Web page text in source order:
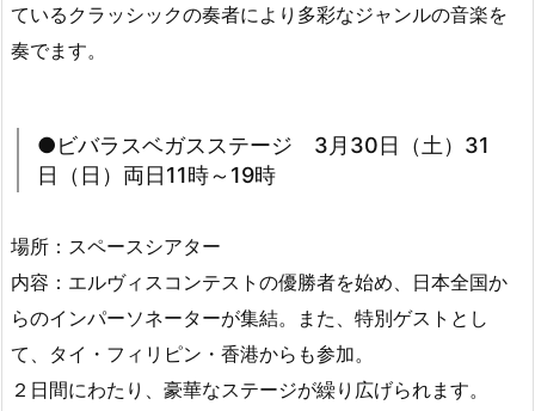
ているクラッシックの奏者により多彩なジャンルの音楽を
奏でます。
●ビバラスベガスステージ 3月30日（土）31
日（日）両日11時～19時
場所：スペースシアター
内容：エルヴィスコンテストの優勝者を始め、日本全国か
らのインパーソネーターが集結。また、特別ゲストとし
て、タイ・フィリピン・香港からも参加。
２日間にわたり、豪華なステージが繰り広げられます。